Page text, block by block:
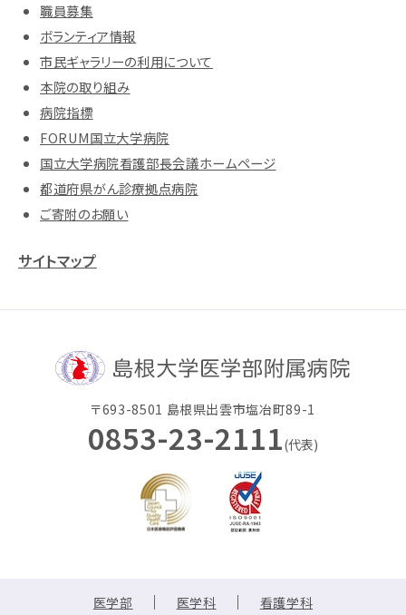
職員募集
ボランティア情報
市民ギャラリーの利用について
本院の取り組み
病院指標
FORUM国立大学病院
国立大学病院看護部長会議ホームページ
都道府県がん診療拠点病院
ご寄附のお願い
サイトマップ
〒693-8501 島根県出雲市塩冶町89-1
0853-23-2111(代表)
医学部 医学科 看護学科